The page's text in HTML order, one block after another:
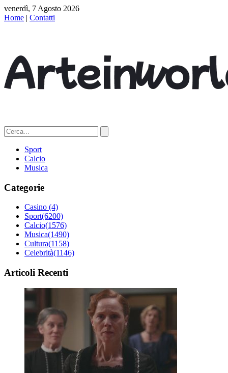
venerdì, 7 Agosto 2026
Home | Contatti
Sport
Calcio
Musica
Categorie
Casino (4)
Sport(6200)
Calcio(1576)
Musica(1490)
Cultura(1158)
Celebrità(1146)
Articoli Recenti